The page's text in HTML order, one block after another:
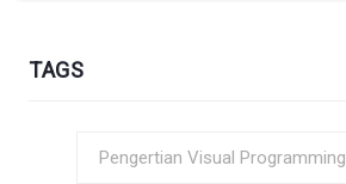
TAGS
Pengertian Visual Programming